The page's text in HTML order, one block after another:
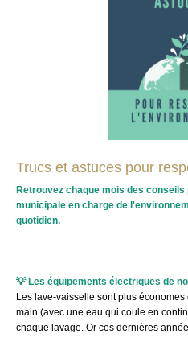
Trucs et astuces pour
Retrouvez chaque mois des
municipale en charge de
quotidien.
💡 Les équipements électriques de
Les lave-vaisselle sont plus
main (avec une eau qui coule en
chaque lavage. Or ces dernières